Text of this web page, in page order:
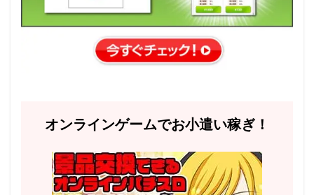
オンラインゲームでお小遣い稼ぎ！